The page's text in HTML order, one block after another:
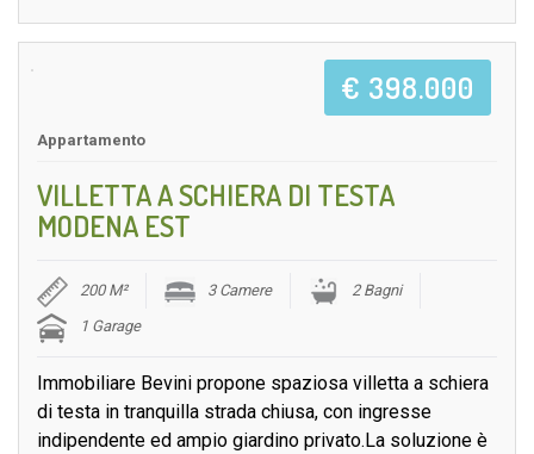
Appartamento
VILLETTA A SCHIERA DI TESTA
MODENA EST
€ 398.000
200 M² 3 Camere
2 Bagni
1 Garage
Immobiliare Bevini propone spaziosa villetta a schiera
di testa in tranquilla strada chiusa, con ingresse
indipendente ed ampio giardino privato.La soluzione è